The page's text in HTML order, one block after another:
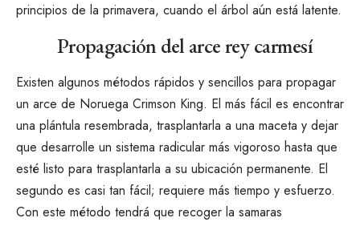
principios de la primavera, cuando el árbol aún está latente.
Propagación del arce rey carmesí
Existen algunos métodos rápidos y sencillos para propagar
un arce de Noruega Crimson King. El más fácil es encontrar
una plántula resembrada, trasplantarla a una maceta y dejar
que desarrolle un sistema radicular más vigoroso hasta que
esté listo para trasplantarla a su ubicación permanente. El
segundo es casi tan fácil; requiere más tiempo y esfuerzo.
Con este método tendrá que recoger la samaras